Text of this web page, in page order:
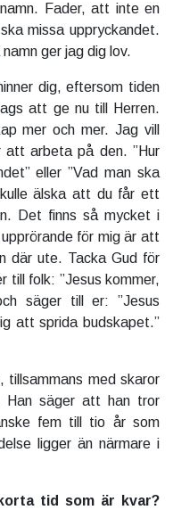
Fader, att inte en
missa uppryckandet.
ger jag dig lov.
dig, eftersom tiden
att ge nu till Herren.
mer och mer. Jag vill
att arbeta på den. ”Hur
eller ”Vad man ska
älska att du får ett
Det finns så mycket i
för mig är att
där ute. Tacka Gud för
till folk: ”Jesus kommer,
säger till er: ”Jesus
att sprida budskapet.”
tillsammans med skaror
Han säger att han tror
fem till tio år som
ligger än närmare i
tid som är kvar?